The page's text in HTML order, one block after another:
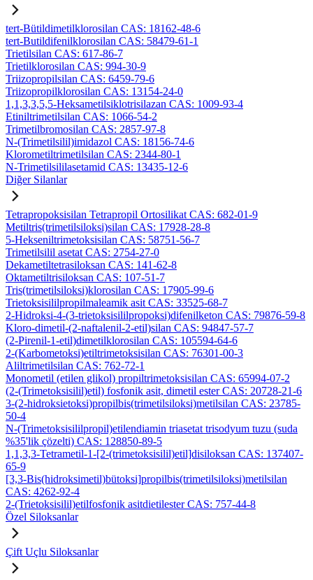
tert-Bütildimetilklorosilan CAS: 18162-48-6
tert-Butildifenilklorosilan CAS: 58479-61-1
Trietilsilan CAS: 617-86-7
Trietilklorosilan CAS: 994-30-9
Triizopropilsilan CAS: 6459-79-6
Triizopropilklorosilan CAS: 13154-24-0
1,1,3,3,5,5-Heksametilsiklotrisilazan CAS: 1009-93-4
Etiniltrimetilsilan CAS: 1066-54-2
Trimetilbromosilan CAS: 2857-97-8
N-(Trimetilsilil)imidazol CAS: 18156-74-6
Klorometiltrimetilsilan CAS: 2344-80-1
N-Trimetilsililasetamid CAS: 13435-12-6
Diğer Silanlar
Tetrapropoksisilan Tetrapropil Ortosilikat CAS: 682-01-9
Metiltris(trimetilsiloksi)silan CAS: 17928-28-8
5-Hekseniltrimetoksisilan CAS: 58751-56-7
Trimetilsilil asetat CAS: 2754-27-0
Dekametiltetrasiloksan CAS: 141-62-8
Oktametiltrisiloksan CAS: 107-51-7
Tris(trimetilsiloksi)klorosilan CAS: 17905-99-6
Trietoksisililpropilmaleamik asit CAS: 33525-68-7
2-Hidroksi-4-(3-trietoksisililpropoksi)difenilketon CAS: 79876-59-8
Kloro-dimetil-(2-naftalenil-2-etil)silan CAS: 94847-57-7
(2-Pirenil-1-etil)dimetilklorosilan CAS: 105594-64-6
2-(Karbometoksi)etiltrimetoksisilan CAS: 76301-00-3
Aliltrimetilsilan CAS: 762-72-1
Monometil (etilen glikol) propiltrimetoksisilan CAS: 65994-07-2
(2-(Trimetoksisilil)etil) fosfonik asit, dimetil ester CAS: 20728-21-6
3-(2-hidroksietoksi)propilbis(trimetilsiloksi)metilsilan CAS: 23785-
50-4
N-(Trimetoksisililpropil)etilendiamin triasetat trisodyum tuzu (suda
%35'lik çözelti) CAS: 128850-89-5
1,1,3,3-Tetrametil-1-[2-(trimetoksisilil)etil]disiloksan CAS: 137407-
65-9
[3,3-Bis(hidroksimetil)bütoksi]propilbis(trimetilsiloksi)metilsilan
CAS: 4262-92-4
2-(Trietoksisilil)etilfosfonik asitdietilester CAS: 757-44-8
Özel Siloksanlar
Çift Uçlu Siloksanlar